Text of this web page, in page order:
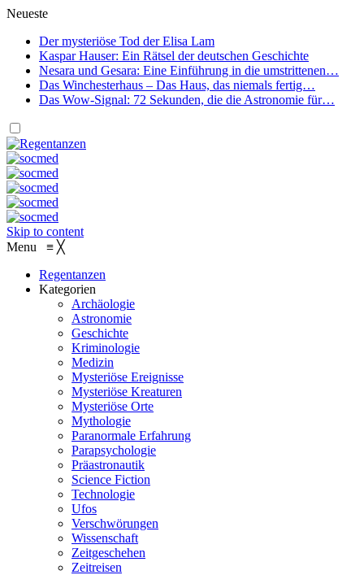
Neueste
Der mysteriöse Tod der Elisa Lam
Kaspar Hauser: Ein Rätsel der deutschen Geschichte
Nesara und Gesara: Eine Einführung in die umstrittenen…
Das Winchesterhaus – Das Haus, das niemals fertig…
Das Wow-Signal: 72 Sekunden, die die Astronomie für…
Skip to content
Menu ≡ ╳
Regentanzen
Kategorien
Archäologie
Astronomie
Geschichte
Kriminologie
Medizin
Mysteriöse Ereignisse
Mysteriöse Kreaturen
Mysteriöse Orte
Mythologie
Paranormale Erfahrung
Parapsychologie
Präastronautik
Science Fiction
Technologie
Ufos
Verschwörungen
Wissenschaft
Zeitgeschehen
Zeitreisen